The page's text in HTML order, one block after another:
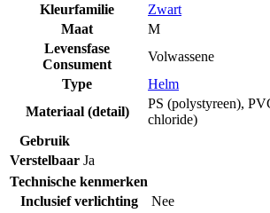
Kleurfamilie
Zwart
Maat
M
Levensfase
Consument
Volwassene
Type
Helm
Materiaal (detail)
PS (polystyreen),
chloride)
Gebruik
Verstelbaar Ja
Technische kenmerken
Inclusief verlichting
Nee